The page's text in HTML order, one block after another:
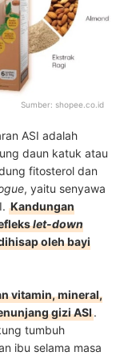
Sumber: shopee.co.id
ASI adalah
daun katuk atau
fitosterol dan
, yaitu senyawa
Kandungan
let-down
oleh bayi
vitamin, mineral,
gizi ASI.
tumbuh
ibu selama masa